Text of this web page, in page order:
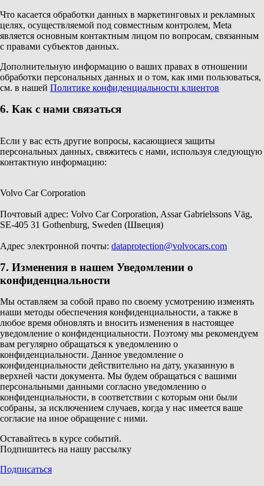
Что касается обработки данных в маркетинговых и рекламных
целях, осуществляемой под совместным контролем, Meta
является основным контактным лицом по вопросам, связанным
с правами субъектов данных.
Дополнительную информацию о ваших правах в отношении
обработки персональных данных и о том, как ими пользоваться,
см. в нашей Политике конфиденциальности клиентов
6. Как с нами связаться
Если у вас есть другие вопросы, касающиеся защиты
персональных данных, свяжитесь с нами, используя следующую
контактную информацию:
Volvo Car Corporation
Почтовый адрес: Volvo Car Corporation, Assar Gabrielssons Väg,
SE-405 31 Gothenburg, Sweden (Швеция)
Адрес электронной почты: dataprotection@volvocars.com
7. Изменения в нашем Уведомлении о
конфиденциальности
Мы оставляем за собой право по своему усмотрению изменять
наши методы обеспечения конфиденциальности, а также в
любое время обновлять и вносить изменения в настоящее
уведомление о конфиденциальности. Поэтому мы рекомендуем
вам регулярно обращаться к уведомлению о
конфиденциальности. Данное уведомление о
конфиденциальности действительно на дату, указанную в
верхней части документа. Мы будем обращаться с вашими
персональными данными согласно уведомлению о
конфиденциальности, в соответствии с которым они были
собраны, за исключением случаев, когда у нас имеется ваше
согласие на иное обращение с ними.